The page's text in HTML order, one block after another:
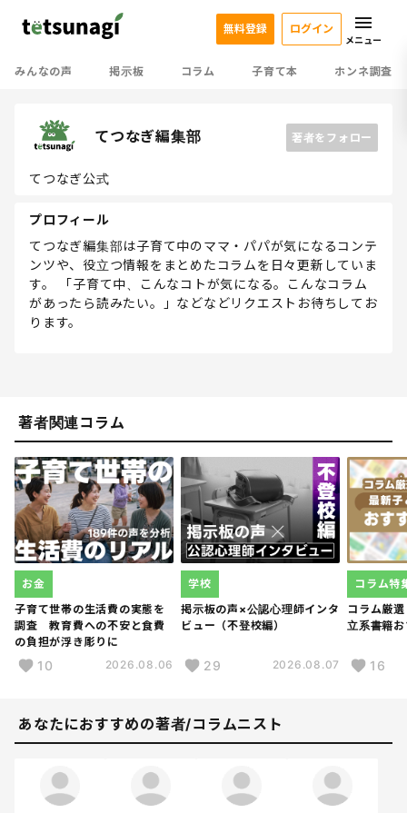
みんなの声 掲示板 コラム 子育て本 ホンネ調査
無料登録 ログイン
メニュー
てつなぎ編集部 著者をフォロー
てつなぎ公式
プロフィール
てつなぎ編集部は子育て中のママ・パパが気になるコンテ
ンツや、役立つ情報をまとめたコラムを日々更新していま
す。 「子育て中、こんなコトが気になる。こんなコラム
があったら読みたい。」などなどリクエストお待ちしてお
ります。
著者関連コラム
子育て世帯の生活費の実態を
調査 教育費への不安と食費
の負担が浮き彫りに
お金
10 2026.08.06
掲示板の声×公認心理師インタ
ビュー（不登校編）
学校
29 2026.08.07
コラム厳
立系書籍
コラム特
16
あなたにおすすめの著者/コラムニスト